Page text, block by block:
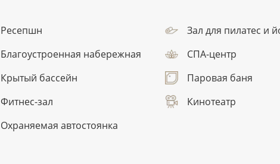
Ресепшн
Зал для пилатес и
Благоустроенная набережная
СПА-центр
Крытый бассейн
Паровая баня
Фитнес-зал
Кинотеатр
Охраняемая автостоянка